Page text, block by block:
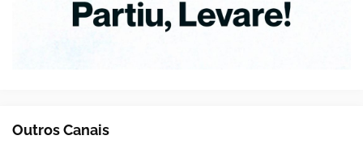
Outros Canais